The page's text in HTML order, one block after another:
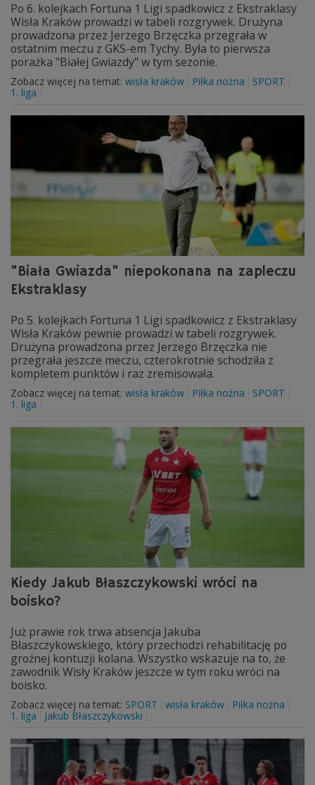
Po 6. kolejkach Fortuna 1 Ligi spadkowicz z Ekstraklasy
Wisła Kraków prowadzi w tabeli rozgrywek. Drużyna
prowadzona przez Jerzego Brzęczka przegrała w
ostatnim meczu z GKS-em Tychy. Była to pierwsza
porażka "Białej Gwiazdy" w tym sezonie.
Zobacz więcej na temat: wisła kraków Piłka nożna
SPORT
1. liga
"Biała Gwiazda" niepokonana na zapleczu
Ekstraklasy
Po 5. kolejkach Fortuna 1 Ligi spadkowicz z Ekstraklasy
Wisła Kraków pewnie prowadzi w tabeli rozgrywek.
Drużyna prowadzona przez Jerzego Brzęczka nie
przegrała jeszcze meczu, czterokrotnie schodziła z
kompletem punktów i raz zremisowała.
Zobacz więcej na temat: wisła kraków Piłka nożna
SPORT
1. liga
Kiedy Jakub Błaszczykowski wróci na
boisko?
Już prawie rok trwa absencja Jakuba
Błaszczykowskiego, który przechodzi rehabilitację po
groźnej kontuzji kolana. Wszystko wskazuje na to, że
zawodnik Wisły Kraków jeszcze w tym roku wróci na
boisko.
Zobacz więcej na temat: SPORT wisła kraków
Piłka nożna
1. liga
Jakub Błaszczykowski